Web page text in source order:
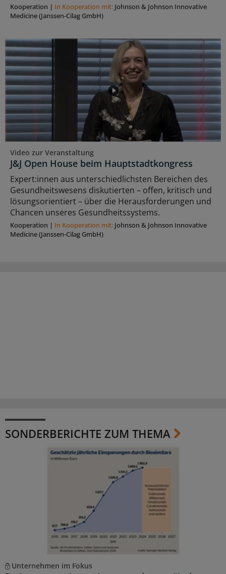
Kooperation | In Kooperation mit: Johnson & Johnson Innovative
Medicine (Janssen-Cilag GmbH)
Video zur Veranstaltung
J&J Open House beim Hauptstadtkongress
Expert:innen aus unterschiedlichsten Bereichen des
Gesundheitswesens diskutierten – offen, kritisch und
lösungsorientiert – über die Herausforderungen und
Chancen unseres Gesundheitssystems.
Kooperation | In Kooperation mit: Johnson & Johnson Innovative
Medicine (Janssen-Cilag GmbH)
SONDERBERICHTE ZUM THEMA
Unternehmen im Fokus